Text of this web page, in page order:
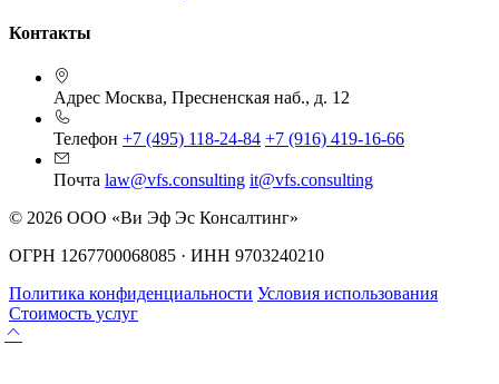
Контакты
Адрес Москва, Пресненская наб., д. 12
Телефон +7 (495) 118-24-84 +7 (916) 419-16-66
Почта law@vfs.consulting it@vfs.consulting
© 2026 ООО «Ви Эф Эс Консалтинг»
ОГРН 1267700068085 · ИНН 9703240210
Политика конфиденциальности Условия использования
Стоимость услуг